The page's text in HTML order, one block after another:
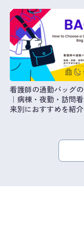
看護師の通勤バッグ
｜病棟・夜勤・訪問
来別におすすめを紹介